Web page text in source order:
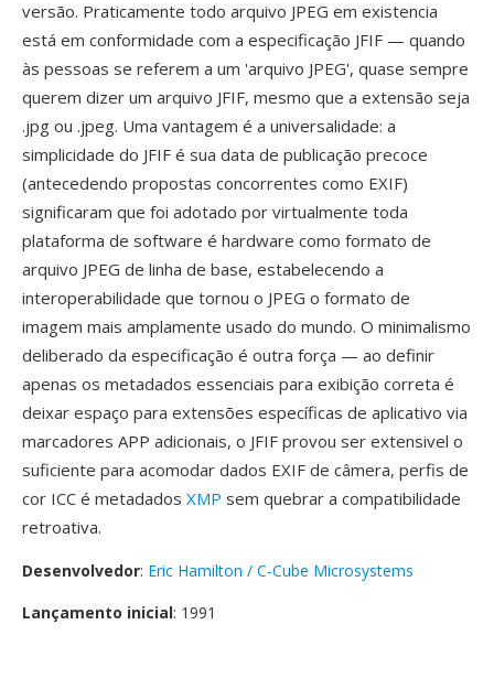
versão. Praticamente todo arquivo JPEG em existencia
está em conformidade com a especificação JFIF — quando
às pessoas se referem a um 'arquivo JPEG', quase sempre
querem dizer um arquivo JFIF, mesmo que a extensão seja
.jpg ou .jpeg. Uma vantagem é a universalidade: a
simplicidade do JFIF é sua data de publicação precoce
(antecedendo propostas concorrentes como EXIF)
significaram que foi adotado por virtualmente toda
plataforma de software é hardware como formato de
arquivo JPEG de linha de base, estabelecendo a
interoperabilidade que tornou o JPEG o formato de
imagem mais amplamente usado do mundo. O minimalismo
deliberado da especificação é outra força — ao definir
apenas os metadados essenciais para exibição correta é
deixar espaço para extensões específicas de aplicativo via
marcadores APP adicionais, o JFIF provou ser extensivel o
suficiente para acomodar dados EXIF de câmera, perfis de
cor ICC é metadados XMP sem quebrar a compatibilidade
retroativa.
Desenvolvedor: Eric Hamilton / C-Cube Microsystems
Lançamento inicial: 1991